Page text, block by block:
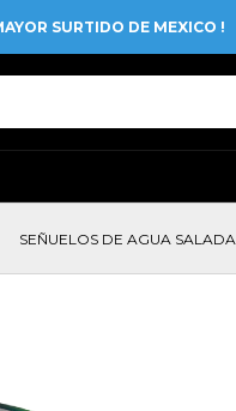
SURTIDO DE MEXICO !
SEÑUELOS DE AGUA SALADA